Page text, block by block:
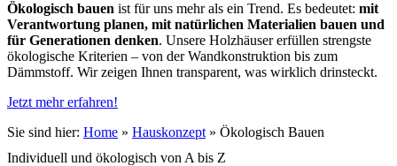
Ökologisch bauen ist für uns mehr als ein Trend. Es bedeutet: mit
Verantwortung planen, mit natürlichen Materialien bauen und
für Generationen denken. Unsere Holzhäuser erfüllen strengste
ökologische Kriterien – von der Wandkonstruktion bis zum
Dämmstoff. Wir zeigen Ihnen transparent, was wirklich drinsteckt.
Jetzt mehr erfahren!
Sie sind hier: Home » Hauskonzept » Ökologisch Bauen
Individuell und ökologisch von A bis Z